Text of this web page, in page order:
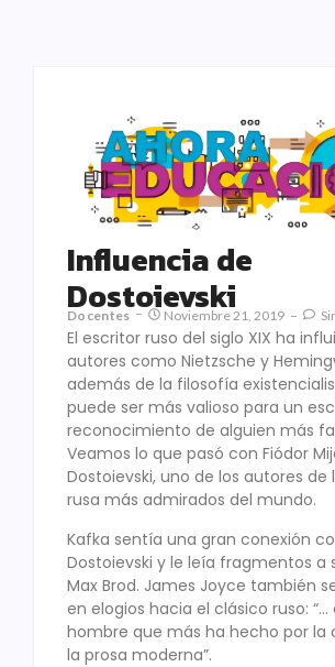
Influencia de
Dostoievski
Docentes Noviembre 21, 2019
El escritor ruso del siglo XIX ha
autores como Nietzsche y
además de la filosofía
puede ser más valioso para un
reconocimiento de alguien más
Veamos lo que pasó con Fiódor
Dostoievski, uno de los autores de
rusa más admirados del mundo.
Kafka sentía una gran conexión
Dostoievski y le leía fragmentos a
Max Brod. James Joyce también
en elogios hacia el clásico ruso: “…
hombre que más ha hecho por la
la prosa moderna”.